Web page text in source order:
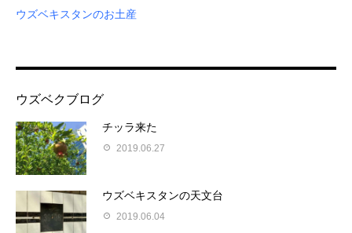
ウズベキスタンのお土産
ウズベクブログ
チッラ来た
2019.06.27
ウズベキスタンの天文台
2019.06.04